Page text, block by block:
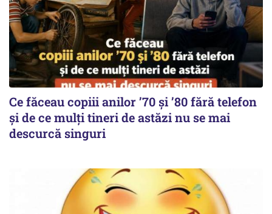
Ce făceau copiii anilor ’70 și ’80 fără telefon
și de ce mulți tineri de astăzi nu se mai
descurcă singuri